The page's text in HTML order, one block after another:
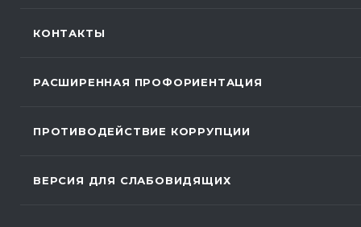
КОНТАКТЫ
РАСШИРЕННАЯ ПРОФОРИЕНТАЦИЯ
ПРОТИВОДЕЙСТВИЕ КОРРУПЦИИ
ВЕРСИЯ ДЛЯ СЛАБОВИДЯЩИХ